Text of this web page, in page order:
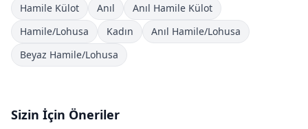
Hamile Külot Anıl
Anıl Hamile Külot
Hamile/Lohusa
Kadın
Anıl Hamile/Lohusa
Beyaz Hamile/Lohusa
Sizin İçin Öneriler